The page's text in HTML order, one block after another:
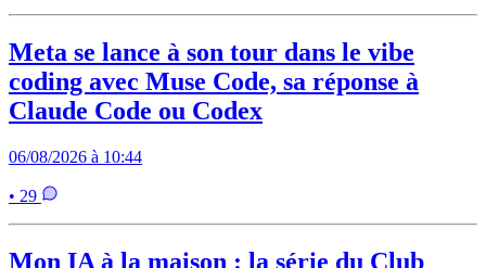
Meta se lance à son tour dans le vibe
coding avec Muse Code, sa réponse à
Claude Code ou Codex
06/08/2026 à 10:44
• 29
Mon IA à la maison : la série du Club